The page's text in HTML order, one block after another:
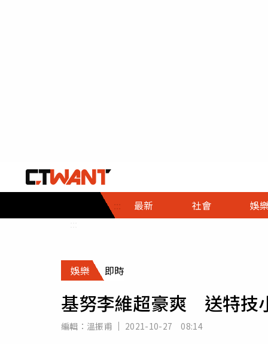
::: 最新 社會
社會首頁
時事
調查
娛
娛樂首頁
即時
財經首頁
熱線
專欄
房產新勢力
政
娛樂 即時
基努李維超豪爽 送特技
編輯： 溫振甫 2021-10-27 08:14